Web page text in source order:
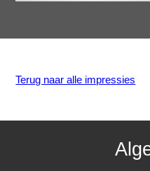
Terug naar alle impressies